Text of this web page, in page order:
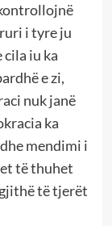
i tyre ju
iu ka
e zi,
nuk janë
ka
mendimi i
të thuhet
të tjerët